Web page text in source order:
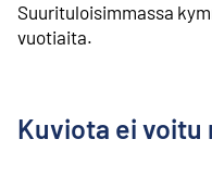
Suurituloisimmassa
vuotiaita.
Kuviota ei voitu